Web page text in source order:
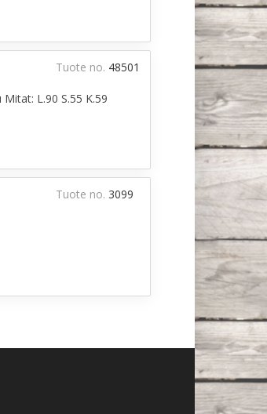
L.90 S.55 K.59
Tuote no. 48501
Tuote no. 3099